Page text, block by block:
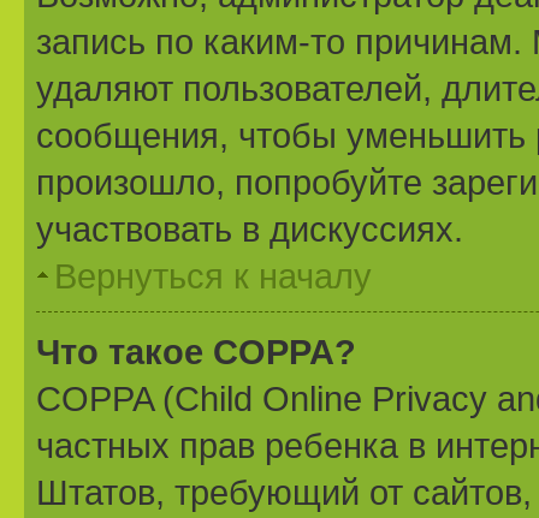
запись по каким-то
удаляют пользователей,
сообщения, чтобы
произошло, попробуйте
участвовать в дискуссиях.
Вернуться к началу
Что такое COPPA?
COPPA (Child Online Privacy
частных прав ребенка в
Штатов, требующий от